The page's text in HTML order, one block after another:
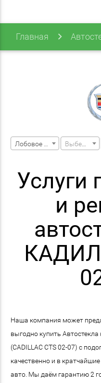
Главная
Услуги
и
Наша компания может
выгодно купить
(CADILLAC CTS 02-07) с
качественно и в
авто. Мы даём гарантию 2